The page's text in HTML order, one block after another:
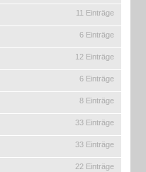
11 Einträge
6 Einträge
12 Einträge
6 Einträge
8 Einträge
33 Einträge
33 Einträge
22 Einträge